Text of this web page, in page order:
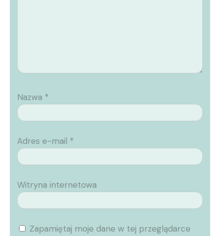
Nazwa *
Adres e-mail *
Witryna internetowa
Zapamiętaj moje dane w tej przeglądarce